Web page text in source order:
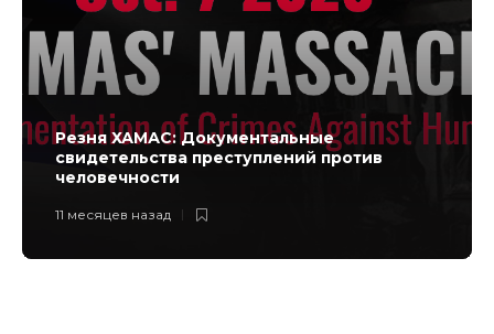
Резня ХАМАС: Документальные
свидетельства преступлений против
человечности
11 месяцев назад